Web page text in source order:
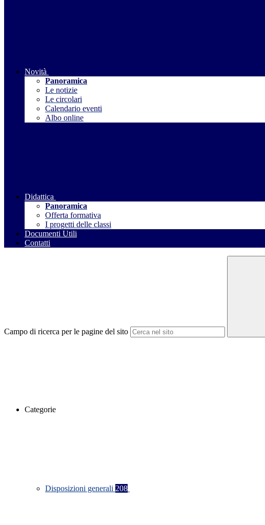
Novità
Panoramica
Le notizie
Le circolari
Calendario eventi
Albo online
Didattica
Panoramica
Offerta formativa
I progetti delle classi
Documenti Utili
Contatti
Campo di ricerca per le pagine del sito
Categorie
Disposizioni generali 208